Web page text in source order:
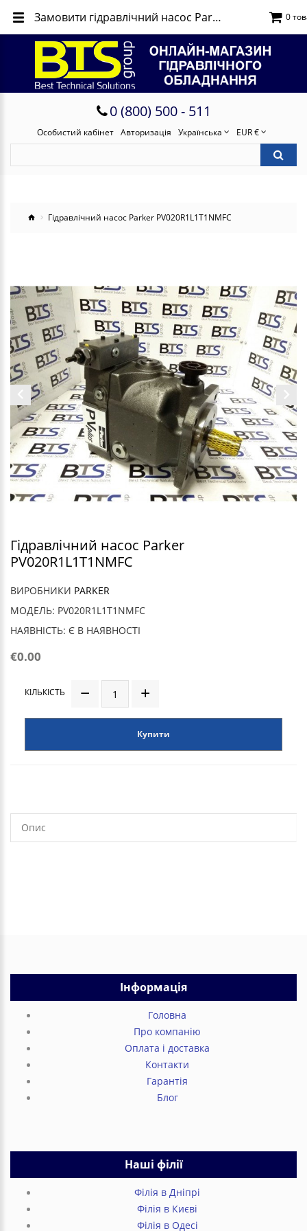
0 (800) 500 - 511
Особистий кабінет Авторизація Українська EUR €
0
Гідравлічний насос Parker PV020R1L1T1NMFC
Гідравлічний насос Parker
PV020R1L1T1NMFC
ВИРОБНИКИ PARKER
МОДЕЛЬ: PV020R1L1T1NMFC
НАЯВНІСТЬ: Є В НАЯВНОСТІ
€0.00
КІЛЬКІСТЬ
Купити
Опис
Інформація
Головна
Про компанію
Оплата і доставка
Контакти
Гарантія
Блог
Наші філії
Філія в Дніпрі
Філія в Києві
Філія в Одесі
Замовити гідравлічний насос Parker PV020R1L1T1NMFC